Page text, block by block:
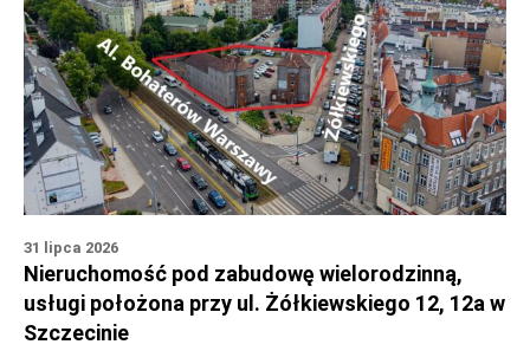
31 lipca 2026
Nieruchomość pod zabudowę wielorodzinną,
usługi położona przy ul. Żółkiewskiego 12, 12a w
Szczecinie